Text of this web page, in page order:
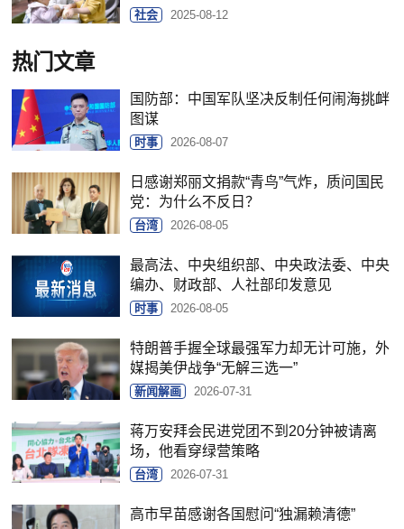
社会 2025-08-12
热门文章
国防部：中国军队坚决反制任何闹海挑衅
图谋
时事 2026-08-07
日感谢郑丽文捐款“青鸟”气炸，质问国民
党：为什么不反日？
台湾 2026-08-05
最高法、中央组织部、中央政法委、中央
编办、财政部、人社部印发意见
时事 2026-08-05
特朗普手握全球最强军力却无计可施，外
媒揭美伊战争“无解三选一”
新闻解画 2026-07-31
蒋万安拜会民进党团不到20分钟被请离
场，他看穿绿营策略
台湾 2026-07-31
高市早苗感谢各国慰问“独漏赖清德”